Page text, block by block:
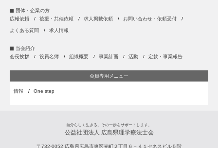
団体・企業の方
広報依頼
後援・共催依頼 求人掲載依頼 お問い合わせ・依頼受付
よくある質問 求人情報
当会紹介
会長挨拶
役員名簿 組織概要 事業計画 活動 定款・事業報告
会員専用メニュー
情報 One step
自分らしく生きる。その一歩をサポートします。
公益社団法人 広島県理学療法士会
〒732-0052 広島県広島市東区光町２丁目６－４１セネスビル５階